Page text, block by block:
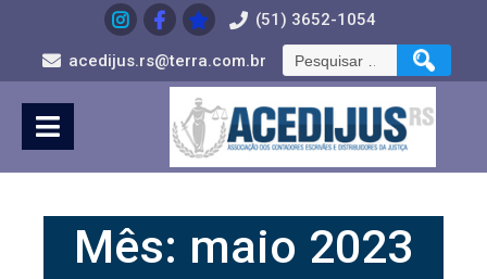
Content
(51) 3652-1054
acedijus.rs@terra.com.br
Pesquisar
por:
Mês: maio 2023